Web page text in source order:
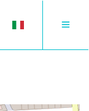
Toggle
Toggle